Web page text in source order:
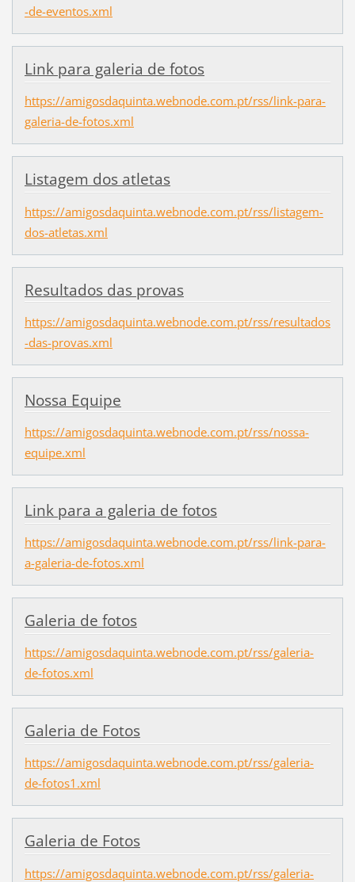
-de-eventos.xml
Link para galeria de fotos
https://amigosdaquinta.webnode.com.pt/rss/link-para-
galeria-de-fotos.xml
Listagem dos atletas
https://amigosdaquinta.webnode.com.pt/rss/listagem-
dos-atletas.xml
Resultados das provas
https://amigosdaquinta.webnode.com.pt/rss/resultados
-das-provas.xml
Nossa Equipe
https://amigosdaquinta.webnode.com.pt/rss/nossa-
equipe.xml
Link para a galeria de fotos
https://amigosdaquinta.webnode.com.pt/rss/link-para-
a-galeria-de-fotos.xml
Galeria de fotos
https://amigosdaquinta.webnode.com.pt/rss/galeria-
de-fotos.xml
Galeria de Fotos
https://amigosdaquinta.webnode.com.pt/rss/galeria-
de-fotos1.xml
Galeria de Fotos
https://amigosdaquinta.webnode.com.pt/rss/galeria-